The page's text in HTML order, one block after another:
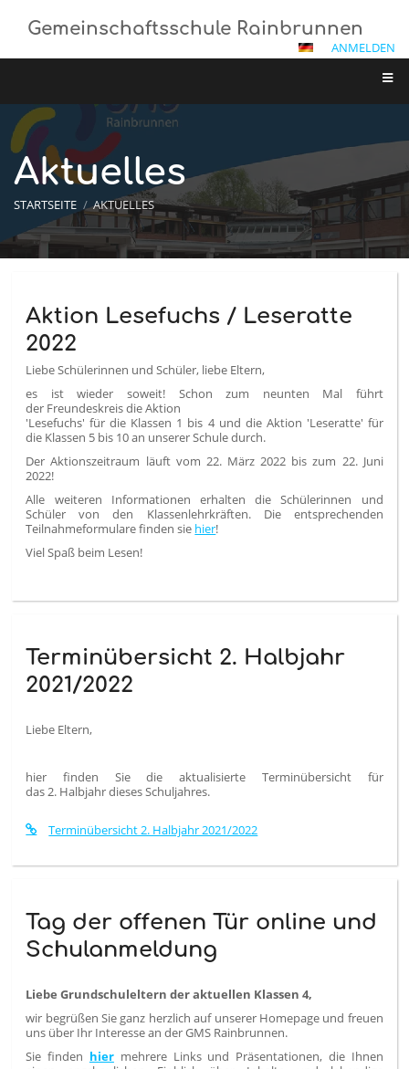
Gemeinschaftsschule Rainbrunnen
ANMELDEN
Aktuelles
STARTSEITE / AKTUELLES
Aktion Lesefuchs / Leseratte
2022
Liebe Schülerinnen und Schüler, liebe Eltern,
es ist wieder soweit! Schon zum neunten Mal führt
der Freundeskreis die Aktion
'Lesefuchs' für die Klassen 1 bis 4 und die Aktion 'Leseratte' für
die Klassen 5 bis 10 an unserer Schule durch.
Der Aktionszeitraum läuft vom 22. März 2022 bis zum 22. Juni
2022!
Alle weiteren Informationen erhalten die Schülerinnen und
Schüler von den Klassenlehrkräften. Die entsprechenden
Teilnahmeformulare finden sie hier!
Viel Spaß beim Lesen!
Terminübersicht 2. Halbjahr
2021/2022
Liebe Eltern,
hier finden Sie die aktualisierte Terminübersicht für
das 2. Halbjahr dieses Schuljahres.
Terminübersicht 2. Halbjahr 2021/2022
Tag der offenen Tür online und
Schulanmeldung
Liebe Grundschuleltern der aktuellen Klassen 4,
wir begrüßen Sie ganz herzlich auf unserer Homepage und freuen
uns über Ihr Interesse an der GMS Rainbrunnen.
Sie finden hiermehrere Links und Präsentationen, die Ihnen